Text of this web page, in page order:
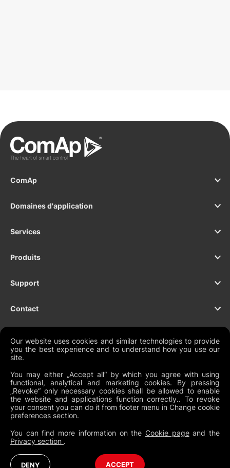
Our website uses cookies and similar technologies to provide
you the best experience and to understand how you use our
site.
You may either „Accept all“ by which you agree with using
functional, analytical and marketing cookies. By pressing
„Revoke“ only necessary cookies shall be allowed to enable
the website and applications function correctly.. To revoke
your consent you can do it from footer menu in Change cookie
preferences section.
You can find more information on the Cookie pageand the
Privacy section .
ComAp
Domaines d'application
Services
Produits
Support
Contact
NEWSLETTER
Documents légaux
Conditions générales mondiales
Politique de confidentialité
Cookies